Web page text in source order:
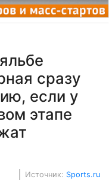
сразу
если у
этапе
Источник: Sports.ru